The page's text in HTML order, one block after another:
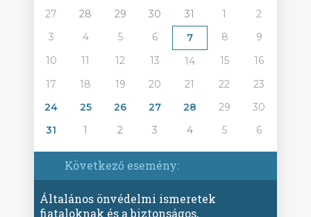
27 28 29 30 31 1
2
3
4 5 6 7 8
9
10
11 12 13 14 15
16
17
18 19 20 21 22
23
24
25 26 27 28 29
30
31
1 2 3 4 5 6
Következő esemény:
Általános önvédelmi ismeretek
fiataloknak és a biztonságos,